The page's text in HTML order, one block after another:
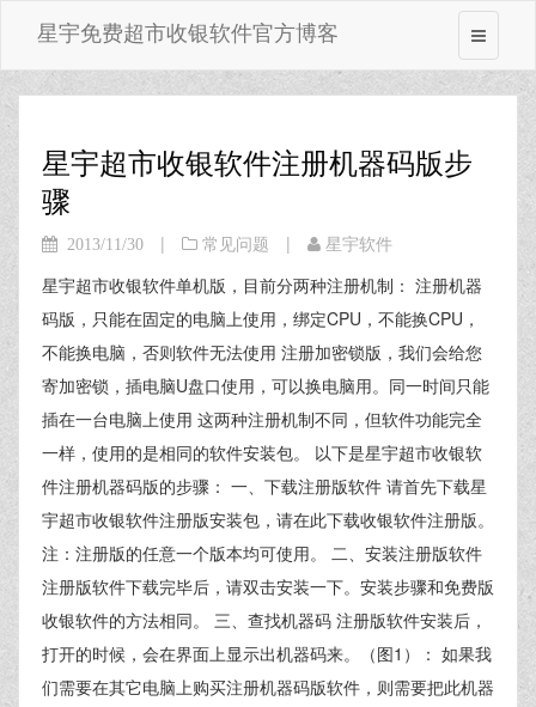
星宇免费超市收银软件官方博客
星宇超市收银软件注册机器码版步
骤
2013/11/30 | 常见问题 | 星宇软件
星宇超市收银软件单机版，目前分两种注册机制： 注册机器
码版，只能在固定的电脑上使用，绑定CPU，不能换CPU，
不能换电脑，否则软件无法使用 注册加密锁版，我们会给您
寄加密锁，插电脑U盘口使用，可以换电脑用。同一时间只能
插在一台电脑上使用 这两种注册机制不同，但软件功能完全
一样，使用的是相同的软件安装包。 以下是星宇超市收银软
件注册机器码版的步骤： 一、下载注册版软件 请首先下载星
宇超市收银软件注册版安装包，请在此下载收银软件注册版。
注：注册版的任意一个版本均可使用。 二、安装注册版软件
注册版软件下载完毕后，请双击安装一下。安装步骤和免费版
收银软件的方法相同。 三、查找机器码 注册版软件安装后，
打开的时候，会在界面上显示出机器码来。（图1）： 如果我
们需要在其它电脑上购买注册机器码版软件，则需要把此机器